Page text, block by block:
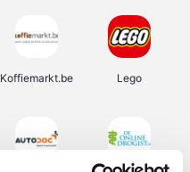
Koffiemarkt.be Lego